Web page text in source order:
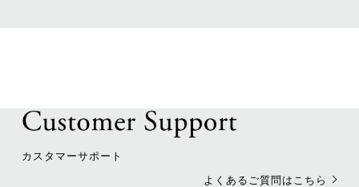
カスタマーサポート
よくあるご質問はこちら